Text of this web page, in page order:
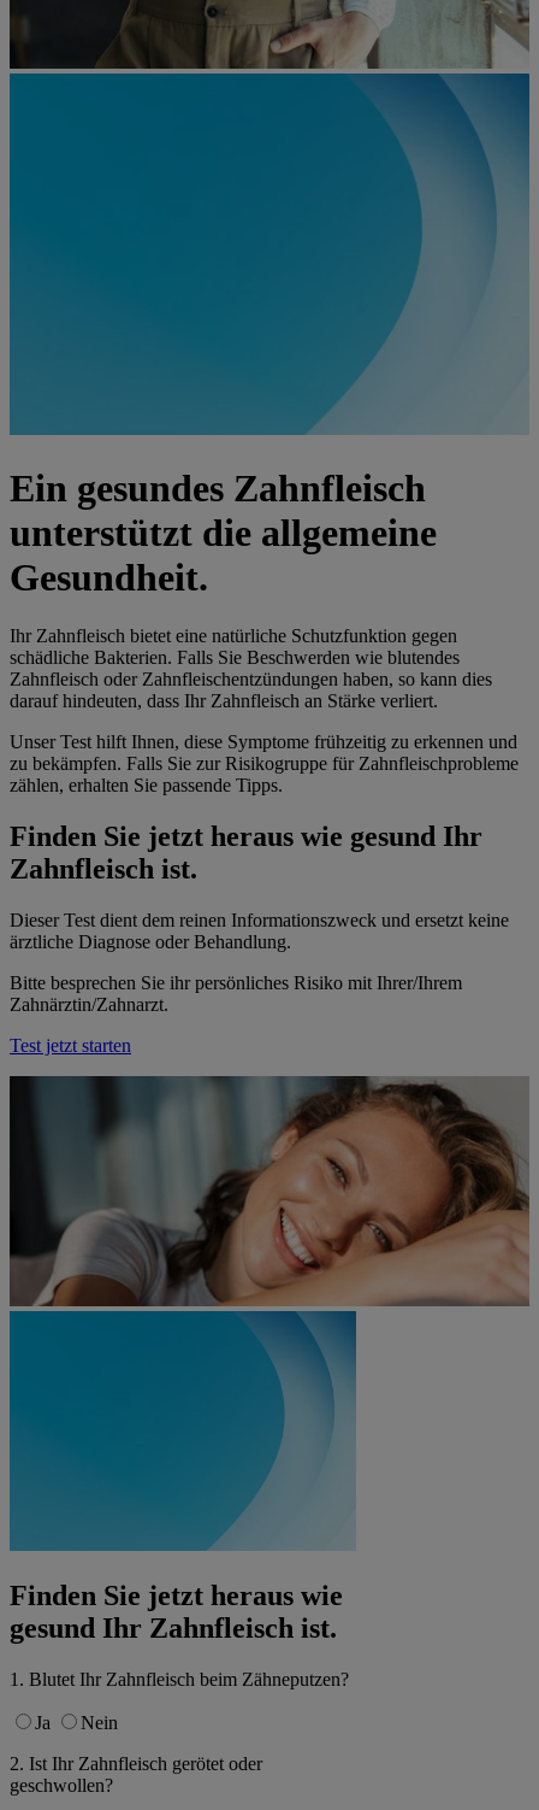
Ein gesundes Zahnfleisch
unterstützt die allgemeine
Gesundheit.
Ihr Zahnfleisch bietet eine natürliche Schutzfunktion gegen
schädliche Bakterien. Falls Sie Beschwerden wie blutendes
Zahnfleisch oder Zahnfleischentzündungen haben, so kann dies
darauf hindeuten, dass Ihr Zahnfleisch an Stärke verliert.
Unser Test hilft Ihnen, diese Symptome frühzeitig zu erkennen und
zu bekämpfen. Falls Sie zur Risikogruppe für Zahnfleischprobleme
zählen, erhalten Sie passende Tipps.
Finden Sie jetzt heraus wie gesund Ihr
Zahnfleisch ist.
Dieser Test dient dem reinen Informationszweck und ersetzt keine
ärztliche Diagnose oder Behandlung.
Bitte besprechen Sie ihr persönliches Risiko mit Ihrer/Ihrem
Zahnärztin/Zahnarzt.
Test jetzt starten
Finden Sie jetzt heraus wie
gesund Ihr Zahnfleisch ist.
1. Blutet Ihr Zahnfleisch beim Zähneputzen?
Ja
Nein
2. Ist Ihr Zahnfleisch gerötet oder
geschwollen?